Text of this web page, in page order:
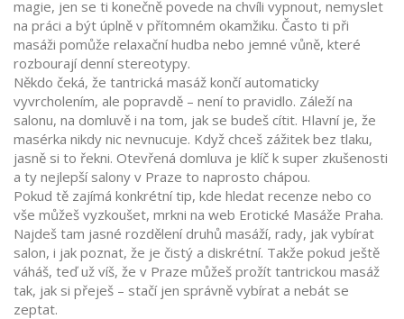
magie, jen se ti konečně povede na chvíli vypnout, nemyslet
na práci a být úplně v přítomném okamžiku. Často ti při
masáži pomůže relaxační hudba nebo jemné vůně, které
rozbourají denní stereotypy.
Někdo čeká, že tantrická masáž končí automaticky
vyvrcholením, ale popravdě – není to pravidlo. Záleží na
salonu, na domluvě i na tom, jak se budeš cítit. Hlavní je, že
masérka nikdy nic nevnucuje. Když chceš zážitek bez tlaku,
jasně si to řekni. Otevřená domluva je klíč k super zkušenosti
a ty nejlepší salony v Praze to naprosto chápou.
Pokud tě zajímá konkrétní tip, kde hledat recenze nebo co
vše můžeš vyzkoušet, mrkni na web Erotické Masáže Praha.
Najdeš tam jasné rozdělení druhů masáží, rady, jak vybírat
salon, i jak poznat, že je čistý a diskrétní. Takže pokud ještě
váháš, teď už víš, že v Praze můžeš prožít tantrickou masáž
tak, jak si přeješ – stačí jen správně vybírat a nebát se
zeptat.